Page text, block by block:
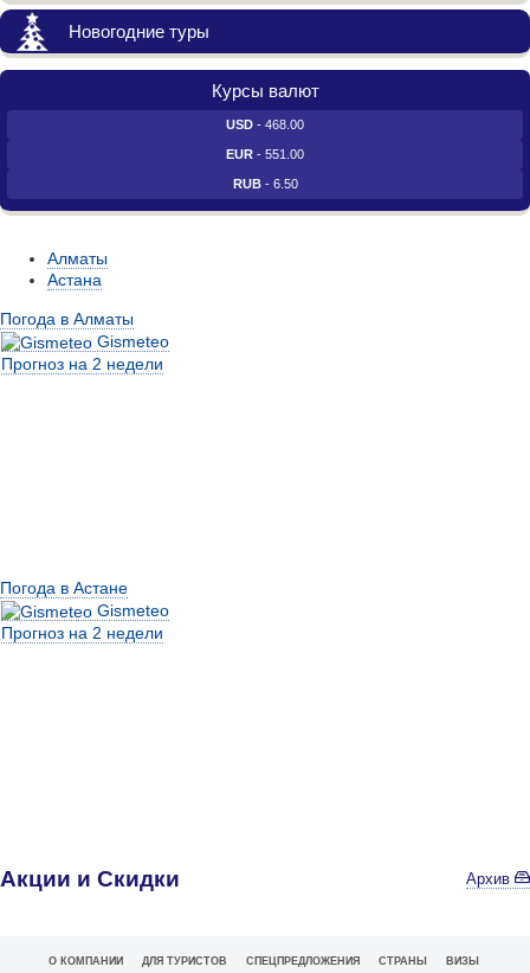
Новогодние туры
Курсы валют
USD - 468.00
EUR - 551.00
RUB- 6.50
Алматы
Астана
Погода в Алматы
Gismeteo
Прогноз на 2 недели
Погода в Астане
Gismeteo
Прогноз на 2 недели
Акции и Скидки Архив
О КОМПАНИИ ДЛЯ ТУРИСТОВ СПЕЦПРЕДЛОЖЕНИЯ СТРАНЫ ВИЗЫ